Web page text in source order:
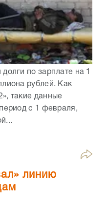
по зарплате на 1
рублей. Как
такие данные
с 1 февраля,
линию